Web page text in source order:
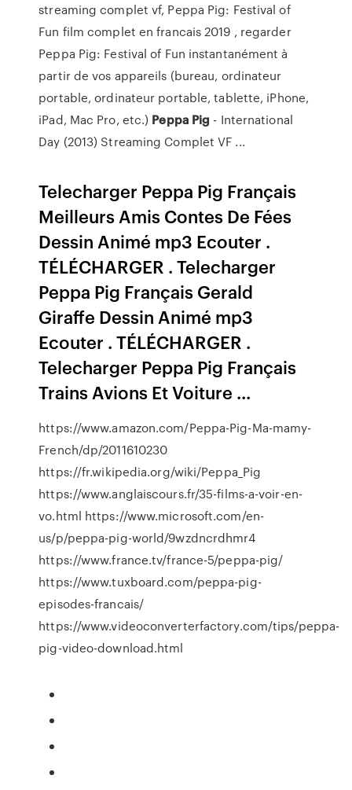
streaming complet vf, Peppa Pig: Festival of
Fun film complet en francais 2019 , regarder
Peppa Pig: Festival of Fun instantanément à
partir de vos appareils (bureau, ordinateur
portable, ordinateur portable, tablette, iPhone,
iPad, Mac Pro, etc.) Peppa Pig - International
Day (2013) Streaming Complet VF ...
Telecharger Peppa Pig Français
Meilleurs Amis Contes De Fées
Dessin Animé mp3 Ecouter .
TÉLÉCHARGER . Telecharger
Peppa Pig Français Gerald
Giraffe Dessin Animé mp3
Ecouter . TÉLÉCHARGER .
Telecharger Peppa Pig Français
Trains Avions Et Voiture ...
https://www.amazon.com/Peppa-Pig-Ma-mamy-
French/dp/2011610230
https://fr.wikipedia.org/wiki/Peppa_Pig
https://www.anglaiscours.fr/35-films-a-voir-en-
vo.html https://www.microsoft.com/en-
us/p/peppa-pig-world/9wzdncrdhmr4
https://www.france.tv/france-5/peppa-pig/
https://www.tuxboard.com/peppa-pig-
episodes-francais/
https://www.videoconverterfactory.com/tips/peppa-
pig-video-download.html